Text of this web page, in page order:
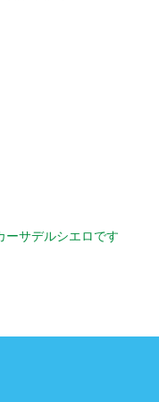
ーサデルシエロです